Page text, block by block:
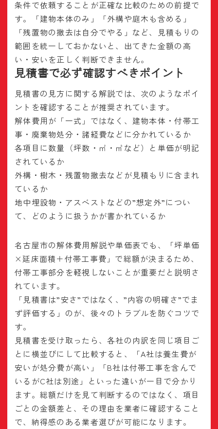
条件で依頼することが正確な比較のための前提で
す。「建物本体のみ」「外構や庭木も含める」
「残置物の撤去は自分でやる」など、見積もりの
範囲を統一しておかないと、出てきた金額の高
い・安いを正しく判断できません。
見積書で必ず確認すべきポイント
見積書の見方に関する解説では、次のようなポイ
ントを確認することが推奨されています。
解体費用が「一式」ではなく、建物本体・付帯工
事・廃棄物処分・諸経費などに分かれているか
各項目に数量（坪数・㎡・㎥など）と単価が明記
されているか
外構・樹木・残置物撤去などが見積もりに含まれ
ているか
地中埋設物・アスベストなどの”想定外”につい
て、どのように扱うかが書かれているか
名古屋市の解体費用解説や単価表でも、「坪単価
×延床面積＋付帯工事費」で総額が決まるため、
付帯工事部分を軽視しないことが重要だと説明さ
れています。
「見積書は”安さ”ではなく、”内容の明確さ”でま
ず評価する」のが、後々のトラブルを防ぐコツで
す。
見積書を受け取ったら、各社の内訳を同じ項目ご
とに横並びにして比較すると、「A社は養生費が
安いが処分費が高い」「B社は付帯工事を含んで
いるがC社は別途」といった違いが一目で分かり
ます。総額だけを見て判断するのではなく、項目
ごとの金額差と、その理由を業者に確認すること
で、納得感のある業者選びが可能になります。